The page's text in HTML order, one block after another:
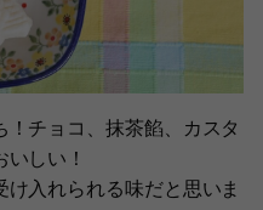
チョコ、抹茶餡、カスタ
しい！
入れられる味だと思いま